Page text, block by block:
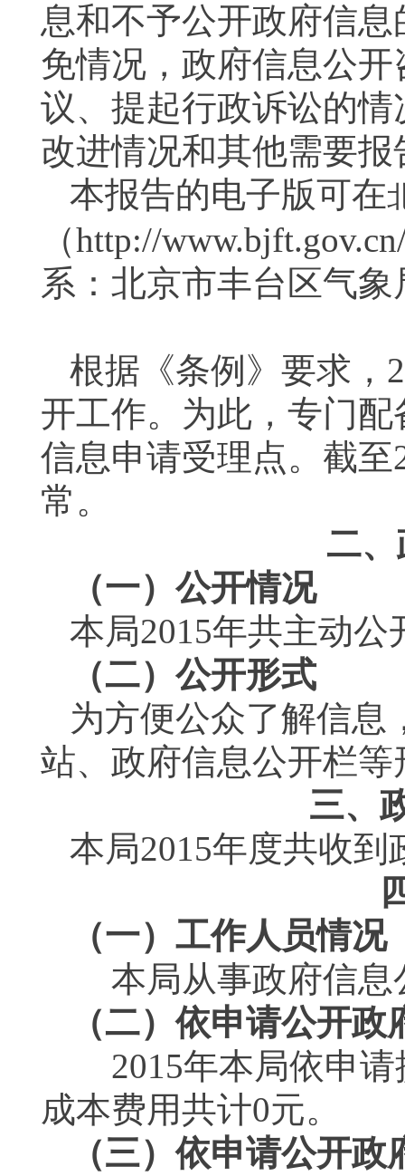
息和不予公开政府信
免情况，政府信息公
议、提起行政诉讼的
改进情况和其他需要报
本报告的电子版可在
（http://
系：北京市丰台区气
根据《条例》要求，
开工作。为此，专门配
信息申请受理点。截至
常。
二
（一）公开情况
本局2015年共主动公
（二）公开形式
为方便公众了解信息
站、政府信息公开栏等
三、
本局2015年度共收到
（一）工作人员情况
本局从事政府信息
（二）依申请公开
2015年本局依申
成本费用共计0元。
（三）依申请公开